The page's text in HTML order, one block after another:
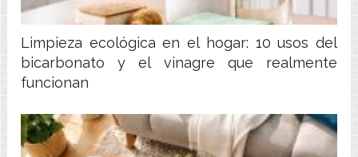
Limpieza ecológica en el hogar: 10 usos del
bicarbonato y el vinagre que realmente
funcionan